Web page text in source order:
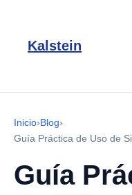
Kalstein
Inicio›Blog›
Guía Práctica de Uso de
Guía